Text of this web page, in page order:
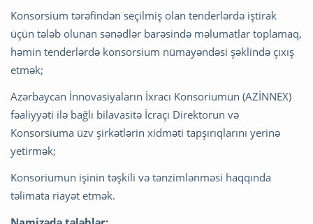
Konsorsium tərəfindən seçilmiş olan tenderlərdə iştirak
üçün tələb olunan sənədlər barəsində məlumatlar toplamaq,
həmin tenderlərdə konsorsium nümayəndəsi şəklində çıxış
etmək;
Azərbaycan İnnovasiyaların İxracı Konsoriumun (AZİNNEX)
fəaliyyəti ilə bağlı bilavasitə İcraçı Direktorun və
Konsorsiuma üzv şirkətlərin xidməti tapşırıqlarını yerinə
yetirmək;
Konsoriumun işinin təşkili və tənzimlənməsi haqqında
təlimata riayət etmək.